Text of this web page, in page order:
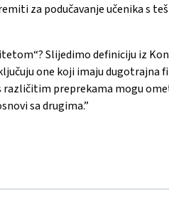
za podučavanje učenika s
Slijedimo definiciju iz
one koji imaju dugotrajna
različitim preprekama mogu
sa drugima.”